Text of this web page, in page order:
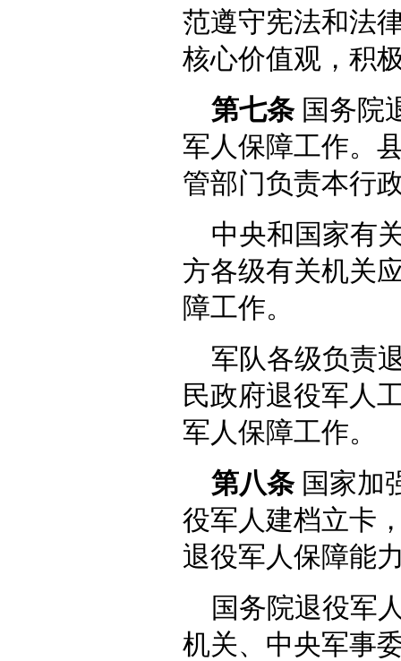
范遵守宪法和法
核心价值观，积
第七条国务院
军人保障工作。
管部门负责本行
中央和国家有
方各级有关机关
障工作。
军队各级负责
民政府退役军人
军人保障工作。
第八条国家加
役军人建档立卡
退役军人保障能
国务院退役军
机关、中央军事